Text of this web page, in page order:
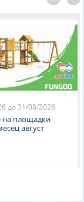
до 31/08/2026
на площадки
август